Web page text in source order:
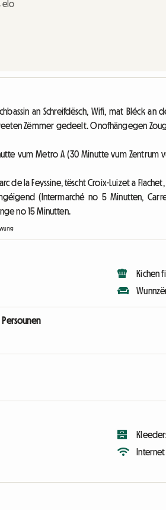
elo
an Schreifdësch, Wifi, mat Bléck
Zëmmer gedeelt. Onofhängegen
vum Metro A (30 Minutte vum Zentrum
de la Feyssine, tëscht Croix-Luizet a
(Intermarché no 5 Minutten,
no 15 Minutten.
Kichen
Internet